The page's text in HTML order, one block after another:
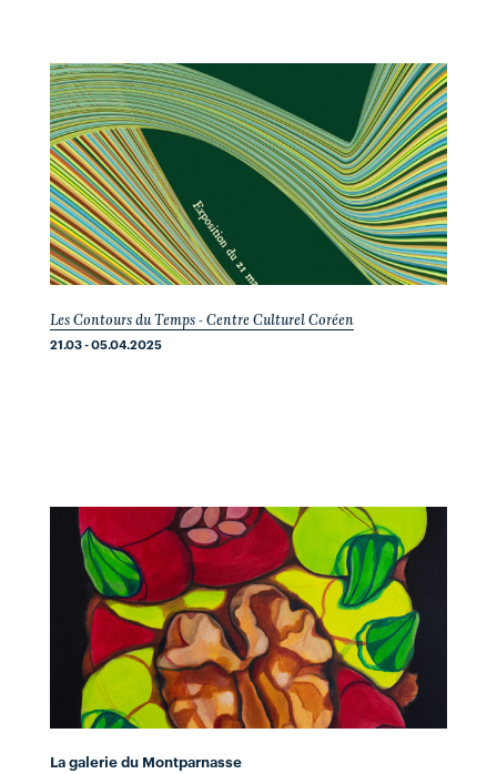
Les Contours du Temps - Centre Culturel Coréen
21.03 - 05.04.2025
La galerie du Montparnasse